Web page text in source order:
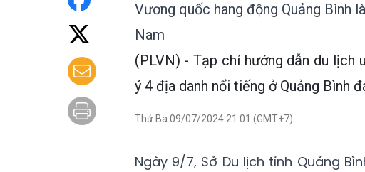
Vương quốc hang động Quảng Bình
Nam
(PLVN) - Tạp chí hướng dẫn du lịch
ý 4 địa danh nổi tiếng ở Quảng Bình
Thứ Ba 09/07/2024 21:01 (GMT+7)
Ngày 9/7, Sở Du lịch tỉnh Quảng